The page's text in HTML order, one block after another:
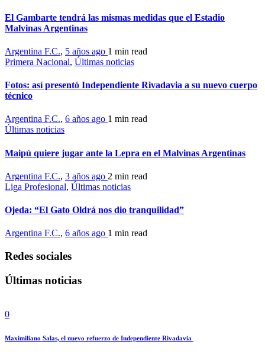
El Gambarte tendrá las mismas medidas que el Estadio
Malvinas Argentinas
Argentina F.C., 5 años ago 1 min read
Primera Nacional, Últimas noticias
Fotos: así presentó Independiente Rivadavia a su nuevo cuerpo
técnico
Argentina F.C., 6 años ago 1 min read
Últimas noticias
Maipú quiere jugar ante la Lepra en el Malvinas Argentinas
Argentina F.C., 3 años ago 2 min read
Liga Profesional, Últimas noticias
Ojeda: “El Gato Oldrá nos dio tranquilidad”
Argentina F.C., 6 años ago 1 min read
Redes sociales
Últimas noticias
0
Maximiliano Salas, el nuevo refuerzo de Independiente Rivadavia